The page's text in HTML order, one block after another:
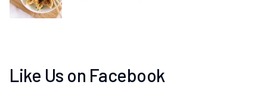
Like Us on Facebook